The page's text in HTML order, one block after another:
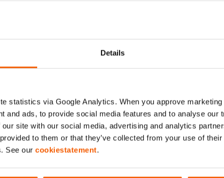
Details
statistics via Google Analytics. When you approve
and ads, to provide social media features and to analyse our
site with our social media, advertising and analytics
to them or that they’ve collected from your use of
See our cookiestatement.